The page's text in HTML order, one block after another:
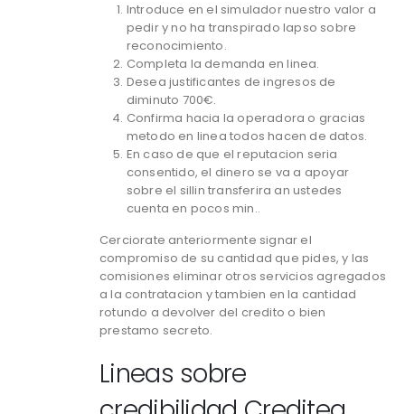
Introduce en el simulador nuestro valor a
pedir y no ha transpirado lapso sobre
reconocimiento.
Completa la demanda en linea.
Desea justificantes de ingresos de
diminuto 700€.
Confirma hacia la operadora o gracias
metodo en linea todos hacen de datos.
En caso de que el reputacion seri­a
consentido, el dinero se va a apoyar
sobre el silli­n transferira an ustedes
cuenta en pocos min..
Cerciorate anteriormente signar el
compromiso de su cantidad que pides, y las
comisiones eliminar otros servicios agregados
a la contratacion y tambien en la cantidad
rotundo a devolver del credito o bien
prestamo secreto.
Lineas sobre